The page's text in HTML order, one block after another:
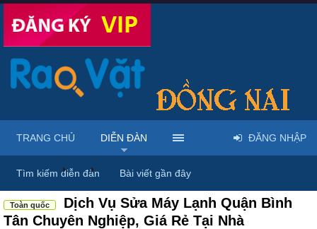
Diễn đàn ... Mua bán & sửa điện tử, điện lạnh
Toàn quốc
Dịch Vụ Sửa Máy Lạnh Quận Bình
Tân Chuyên Nghiệp, Giá Rẻ Tại Nhà
TRANG CHỦ DIỄN ĐÀN
Tìm kiếm diễn đàn Bài viết gần đây
ĐĂNG NHẬP